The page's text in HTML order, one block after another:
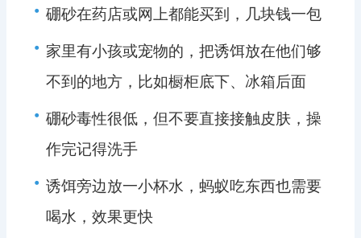
• 硼砂在药店或网上都能买到，几块钱一包
• 家里有小孩或宠物的，把诱饵放在他们够
不到的地方，比如橱柜底下、冰箱后面
• 硼砂毒性很低，但不要直接接触皮肤，操
作完记得洗手
• 诱饵旁边放一小杯水，蚂蚁吃东西也需要
喝水，效果更快